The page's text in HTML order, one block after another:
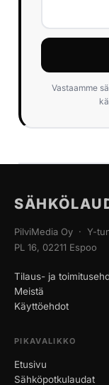
Vastaamme
PilviMedia Oy · Y-
PL 16, 02211 Espoo
Tilaus- ja
Meistä
Käyttöehdot
PIKAVALIKKO
Etusivu
Sähköpotkulaudat